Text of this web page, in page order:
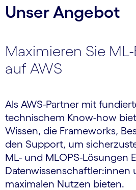
Unser Angebot
Maximieren Sie
auf AWS
Als AWS-Partner mit
technischem Know-how
Wissen, die Frameworks,
den Support, um
ML- und MLOPS-Lösungen
Datenwissenschaftler:innen
maximalen Nutzen bieten.